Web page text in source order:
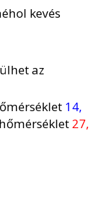
kevés
az
14,
27,